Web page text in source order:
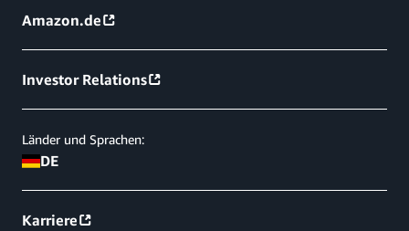
Amazon.de
Investor Relations
Länder und Sprachen:
DE
Karriere